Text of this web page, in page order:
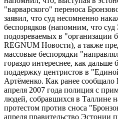
"варварского" переноса
заявил, что суд несомненно
беспорядков (напомним, что
подозреваемых в "организации
REGNUM Новости), а также
массовые беспорядки
гораздо интереснее, как дальше
поддержку центристов в
Артёменко. Как ранее
апреля 2007 года полиция с
людей, собравшихся в Таллине
протестом против сноса
апреля правительство Эстонии